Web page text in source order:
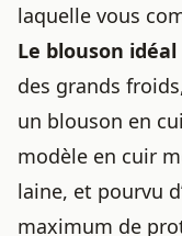
laquelle vous
Le blouson
des grands
un blouson en
modèle en cuir
laine, et pourvu
maximum de